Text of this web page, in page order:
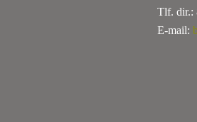
Tlf. dir.:
E-mail: